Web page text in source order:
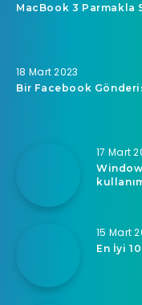
MacBook 3 Parmakla
18 Mart 2023
Bir Facebook
17 Mart
15 Mart
En İyi